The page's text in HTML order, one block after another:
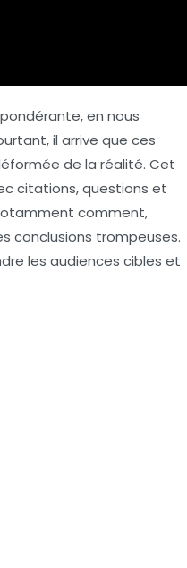
en nous
il arrive que ces
de la réalité. Cet
citations,questions et
comment,
conclusions trompeuses.
les audiences cibles et